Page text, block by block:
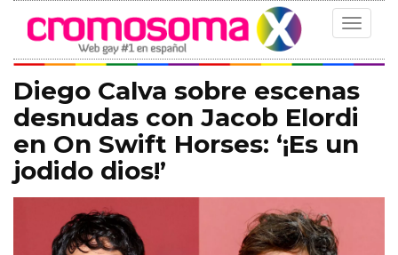
Toggle
Diego Calva sobre escenas
desnudas con Jacob Elordi
en On Swift Horses: ‘¡Es un
jodido dios!’